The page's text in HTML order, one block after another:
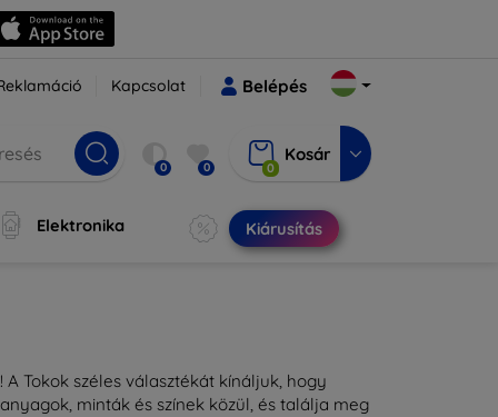
Kapcsolat Belépés
0 0 0
Kosár
Elektronika Kiárusítás
Tokok széles választékát kínáljuk, hogy
minták és színek közül, és találja meg